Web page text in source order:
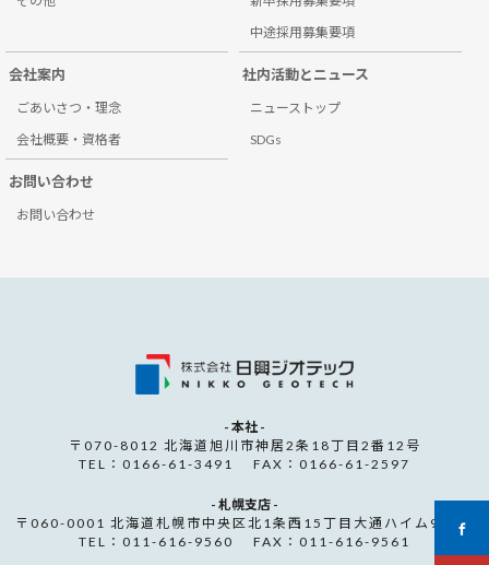
中途採用募集要項
会社案内
ごあいさつ・理念
会社概要・資格者
社内活動とニュース
ニューストップ
SDGs
お問い合わせ
お問い合わせ
- 本社 -
〒070-8012 北海道旭川市神居2条18丁目2番12号
TEL：0166-61-3491 FAX：0166-61-2597
- 札幌支店 -
〒060-0001 北海道札幌市中央区北1条西15丁目大通ハイム907号
TEL：011-616-9560 FAX：011-616-9561